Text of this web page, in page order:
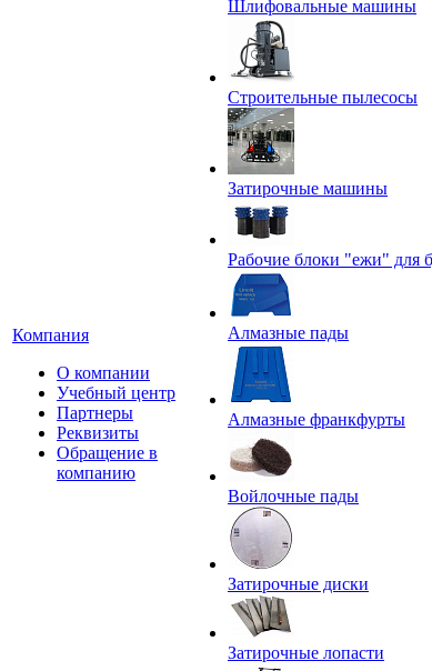
Компания
О компании
Учебный центр
Партнеры
Реквизиты
Обращение в
компанию
Шлифовальные машины
Строительные пылесосы
Затирочные машины
Рабочие блоки "ежи" для
Алмазные пады
Алмазные франкфурты
Войлочные пады
Затирочные диски
Затирочные лопасти